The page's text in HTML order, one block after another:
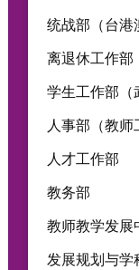
统战部（台港
离退休工作部
学生工作部（
人事部（教师
人才工作部
教务部
教师教学发展
发展规划与学